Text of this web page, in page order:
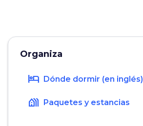
Organiza
hotel Dónde dormir (en inglés)
holiday_village Paquetes y estancias